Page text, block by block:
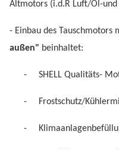
Altmotors (i.d.R Luft/Öl-und
- Einbau des Tauschmotors
außen" beinhaltet:
- SHELL Qualitäts-
- Frostschutz/
-